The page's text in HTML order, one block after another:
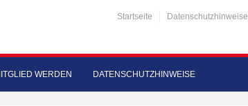
Startseite Datenschutzhinweise
WERDEN DATENSCHUTZHINWEISE